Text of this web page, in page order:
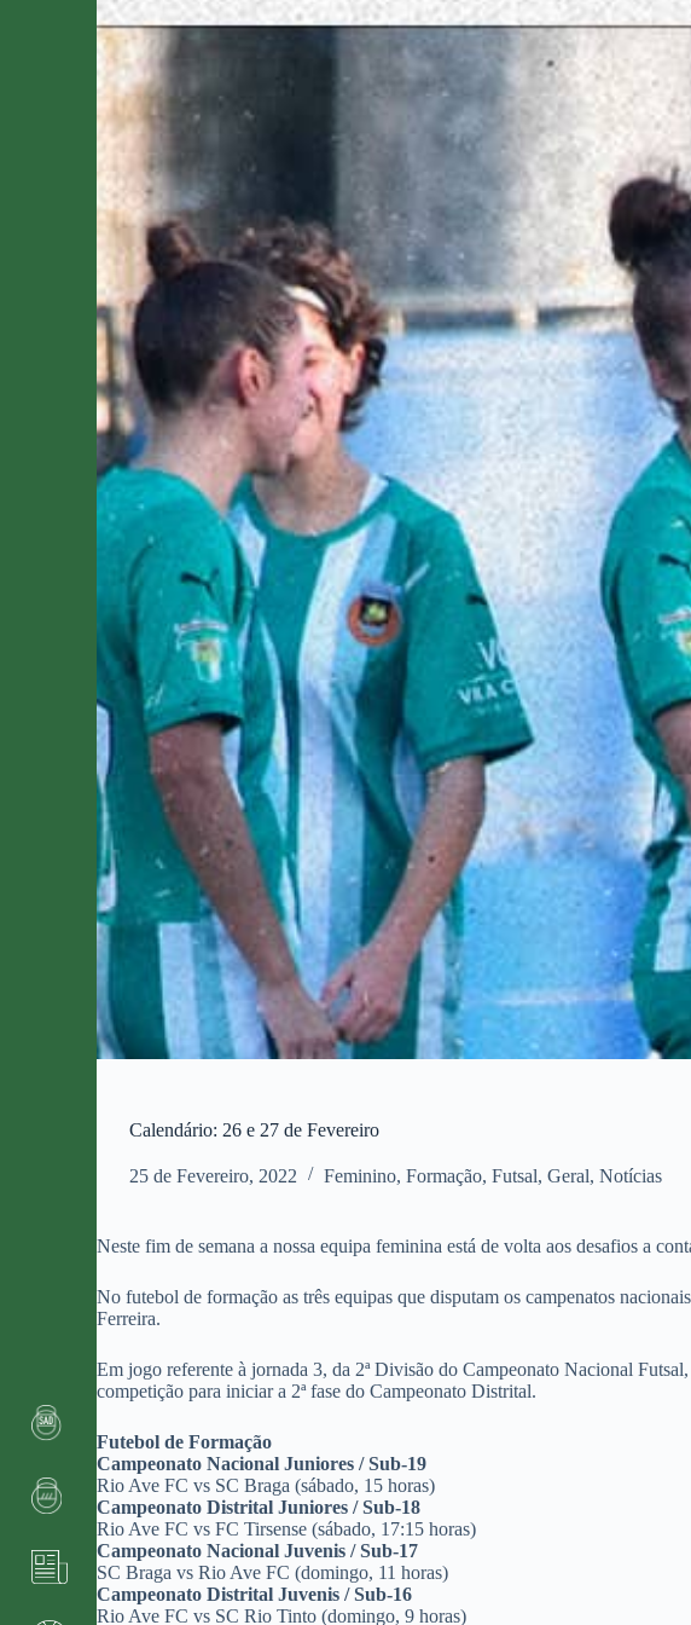
Calendário: 26 e 27 de Fevereiro
25 de Fevereiro, 2022 Feminino,Formação,Futsal,Geral,Notícias
Neste fim de semana a nossa equipa feminina está de volta aos desafios a
No futebol de formação as três equipas que disputam os campenatos
Ferreira.
Em jogo referente à jornada 3, da 2ª Divisão do Campeonato Nacional
competição para iniciar a 2ª fase do Campeonato Distrital.
Futebol de Formação
Campeonato Nacional Juniores / Sub-19
Rio Ave FC vs SC Braga (sábado, 15 horas)
Campeonato Distrital Juniores / Sub-18
Rio Ave FC vs FC Tirsense (sábado, 17:15 horas)
Campeonato Nacional Juvenis / Sub-17
SC Braga vs Rio Ave FC (domingo, 11 horas)
Campeonato Distrital Juvenis / Sub-16
Rio Ave FC vs SC Rio Tinto (domingo, 9 horas)